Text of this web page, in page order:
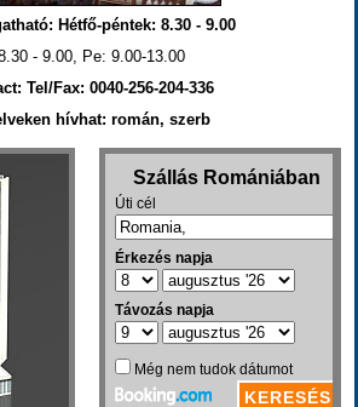
Hétfő-péntek: 8.30 - 9.00
- 9.00, Pe: 9.00-13.00
Tel/Fax: 0040-256-204-336
hívhat: román, szerb